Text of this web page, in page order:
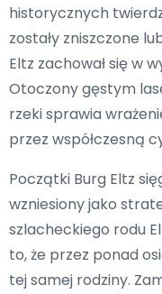
historycznych
zostały zniszczone
Eltz zachował się w
Otoczony gęstym
rzeki sprawia
przez współczesną
Początki Burg Eltz
wzniesiony jako
szlacheckiego rodu
to, że przez ponad
tej samej rodziny.